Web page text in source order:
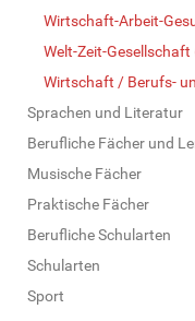
Wirtschaft-Arbeit-
Welt-Zeit-Gesellschaft
Wirtschaft / Berufs-
Sprachen und Literatur
Berufliche Fächer und
Musische Fächer
Praktische Fächer
Berufliche Schularten
Schularten
Sport